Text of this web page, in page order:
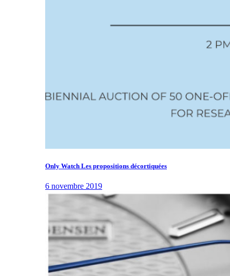
Only Watch Les propositions décortiquées
6 novembre 2019